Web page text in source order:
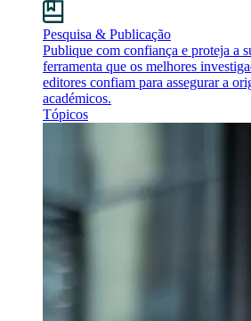
Pesquisa & Publicação
Publique com confiança e proteja a
ferramenta que os melhores
editores confiam para assegurar a
académicos.
Tópicos